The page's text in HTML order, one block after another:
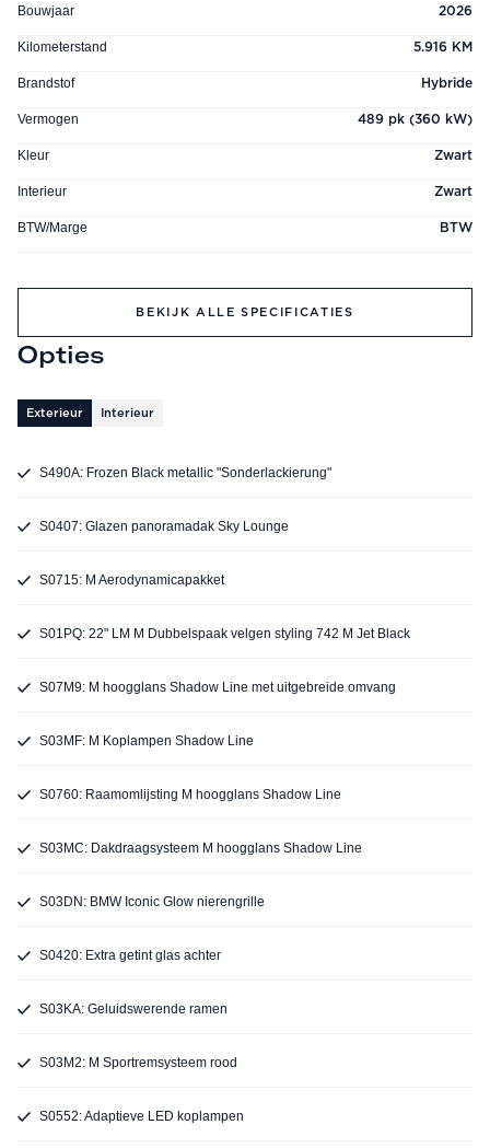
Bouwjaar 2026
Kilometerstand 5.916 KM
Brandstof Hybride
Vermogen 489 pk (360 kW)
Kleur Zwart
Interieur Zwart
BTW/Marge BTW
BEKIJK ALLE SPECIFICATIES
Opties
Exterieur Interieur
S490A: Frozen Black metallic "Sonderlackierung"
S0407: Glazen panoramadak Sky Lounge
S0715: M Aerodynamicapakket
S01PQ: 22" LM M Dubbelspaak velgen styling 742 M Jet Black
S07M9: M hoogglans Shadow Line met uitgebreide omvang
S03MF: M Koplampen Shadow Line
S0760: Raamomlijsting M hoogglans Shadow Line
S03MC: Dakdraagsysteem M hoogglans Shadow Line
S03DN: BMW Iconic Glow nierengrille
S0420: Extra getint glas achter
S03KA: Geluidswerende ramen
S03M2: M Sportremsysteem rood
S0552: Adaptieve LED koplampen